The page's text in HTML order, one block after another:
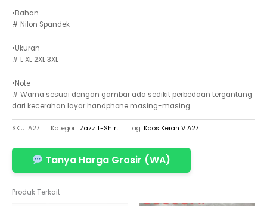
•Bahan
# Nilon Spandek
•Ukuran
# L XL 2XL 3XL
•Note
# Warna sesuai dengan gambar ada sedikit perbedaan tergantung
dari kecerahan layar handphone masing-masing.
SKU: A27 Kategori: Zazz T-Shirt Tag: Kaos Kerah V A27
Tanya Harga Grosir (WA)
Produk Terkait